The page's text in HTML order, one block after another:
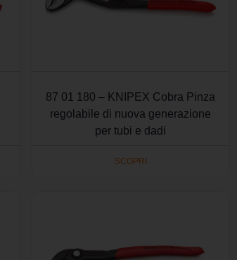
87 01 180 – KNIPEX Cobra Pinza
regolabile di nuova generazione
per tubi e dadi
SCOPRI